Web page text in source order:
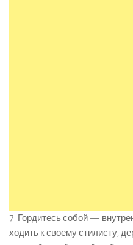
7. Гордитесь собой —
ходить к своему стилисту,